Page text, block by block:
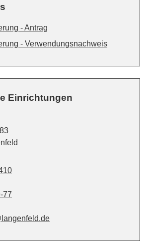
- Antrag
- Verwendungsnachweis
Einrichtungen
Hausnummer:
83
77